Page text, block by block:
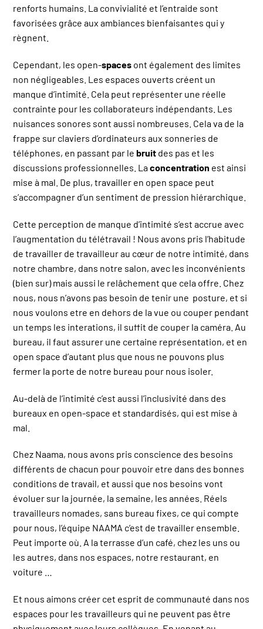
renforts humains. La convivialité et l’entraide sont
favorisées grâce aux ambiances bienfaisantes qui y
règnent.
Cependant, les open-spaces ont également des limites
non négligeables. Les espaces ouverts créent un
manque d’intimité. Cela peut représenter une réelle
contrainte pour les collaborateurs indépendants. Les
nuisances sonores sont aussi nombreuses. Cela va de la
frappe sur claviers d’ordinateurs aux sonneries de
téléphones, en passant par lebruit des pas et les
discussions professionnelles. Laconcentration est ainsi
mise à mal. De plus, travailler en open space peut
s’accompagner d’un sentiment de pression hiérarchique.
Cette perception de manque d’intimité s’est accrue avec
l’augmentation du télétravail ! Nous avons pris l’habitude
de travailler de travailleur au cœur de notre intimité, dans
notre chambre, dans notre salon, avec les inconvénients
(bien sur) mais aussi le relâchement que cela offre. Chez
nous, nous n’avons pas besoin de tenir une posture, et si
nous voulons etre en dehors de la vue ou couper pendant
un temps les interations, il suffit de couper la caméra. Au
bureau, il faut assurer une certaine représentation, et en
open space d’autant plus que nous ne pouvons plus
fermer la porte de notre bureau pour nous isoler.
Au-delà de l’intimité c’est aussi l’inclusivité dans des
bureaux en open-space et standardisés, qui est mise à
mal.
Chez Naama, nous avons pris conscience des besoins
différents de chacun pour pouvoir etre dans des bonnes
conditions de travail, et aussi que nos besoins vont
évoluer sur la journée, la semaine, les années. Réels
travailleurs nomades, sans bureau fixes, ce qui compte
pour nous, l’équipe NAAMA c’est de travailler ensemble.
Peut importe où. A la terrasse d’un café, chez les uns ou
les autres, dans nos espaces, notre restaurant, en
voiture …
Et nous aimons créer cet esprit de communauté dans nos
espaces pour les travailleurs qui ne peuvent pas être